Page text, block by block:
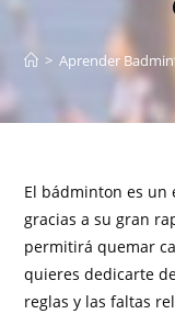
> Aprender
El bádminton es un
gracias a su gran
permitirá quemar
quieres dedicarte
reglas y las faltas